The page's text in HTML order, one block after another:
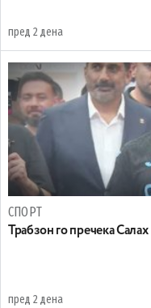
пред 2 дена
СПОРТ
Трабзон го пречека Салах
пред 2 дена